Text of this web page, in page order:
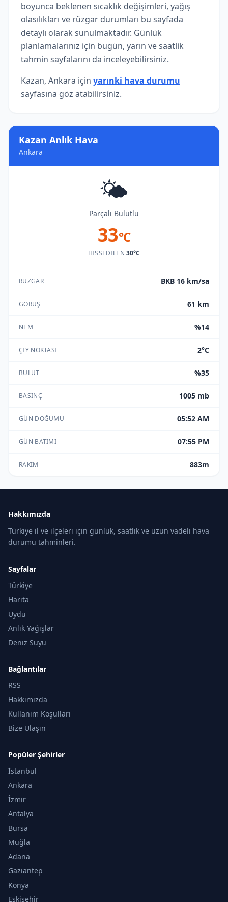
Kazan Anlık Hava
Ankara
🌤️
Parçalı Bulutlu
33°C
HISSEDILEN30°C
RÜZGAR BKB 16 km/sa
GÖRÜŞ 61 km
NEM %14
ÇIY NOKTASI 2°C
BULUT %35
BASINÇ 1005 mb
GÜN DOĞUMU 05:52 AM
GÜN BATIMI 07:55 PM
RAKIM 883m
boyunca beklenen sıcaklık değişimleri, yağış
olasılıkları ve rüzgar durumları bu sayfada
detaylı olarak sunulmaktadır. Günlük
planlamalarınız için bugün, yarın ve saatlik
tahmin sayfalarını da inceleyebilirsiniz.
Kazan, Ankara için yarınki hava durumu
sayfasına göz atabilirsiniz.
Hakkımızda
Türkiye il ve ilçeleri için günlük, saatlik ve uzun vadeli hava
durumu tahminleri.
Sayfalar
Türkiye
Harita
Uydu
Anlık Yağışlar
Deniz Suyu
Bağlantılar
RSS
Hakkımızda
Kullanım Koşulları
Bize Ulaşın
Popüler Şehirler
İstanbul
Ankara
İzmir
Antalya
Bursa
Muğla
Adana
Gaziantep
Konya
Eskişehir